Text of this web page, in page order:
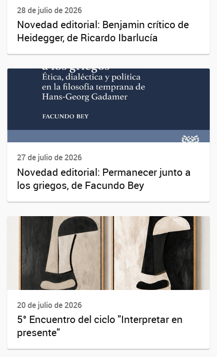
28 de julio de 2026
Novedad editorial: Benjamin crítico de
Heidegger, de Ricardo Ibarlucía
27 de julio de 2026
Novedad editorial: Permanecer junto a
los griegos, de Facundo Bey
20 de julio de 2026
5° Encuentro del ciclo "Interpretar en
presente"